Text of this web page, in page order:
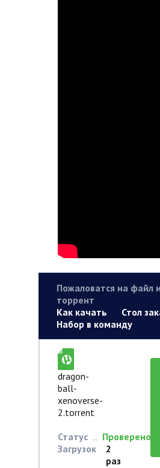
Пожаловатся на файл
торрент
Как качать
Стол
Набор в команду
dragon-
ball-
xenoverse-
2.torrent
Статус
Проверено
Загрузок
2
раз